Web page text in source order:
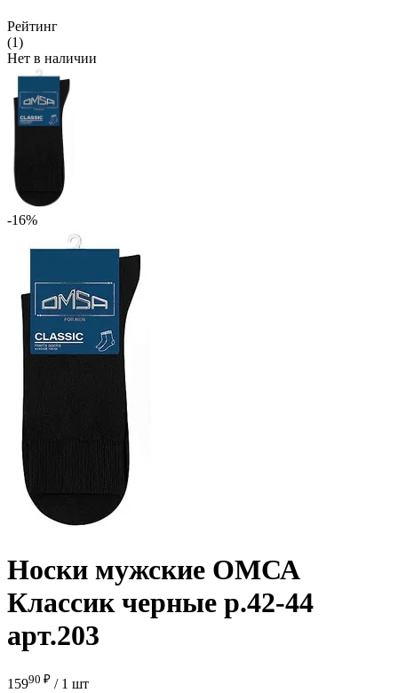
Рейтинг
(1)
Нет в наличии
-16%
Носки мужские ОМСА
Классик черные р.42-44
арт.203
15990 ₽ / 1 шт